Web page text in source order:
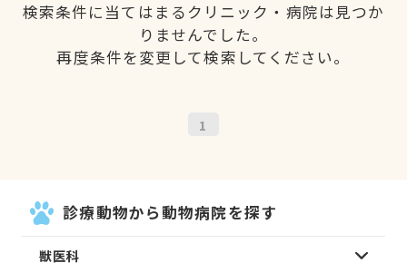
検索条件に当てはまるクリニック・病院は見つか
りませんでした。
再度条件を変更して検索してください。
1
診療動物から動物病院を探す
獣医科